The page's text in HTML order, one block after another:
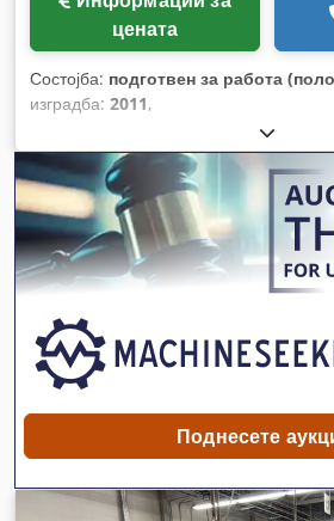
цената
Состојба: подготвен за работа
изградба: 2011,
Поднесете